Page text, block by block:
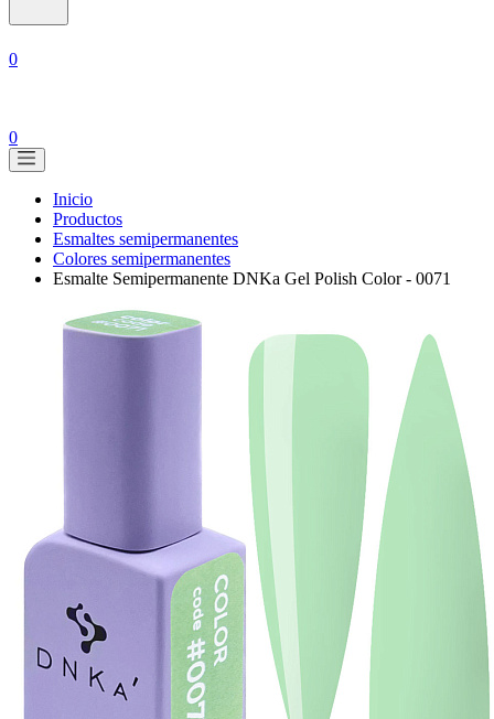
0
0
Inicio
Productos
Esmaltes semipermanentes
Colores semipermanentes
Esmalte Semipermanente DNKa Gel Polish Color - 0071